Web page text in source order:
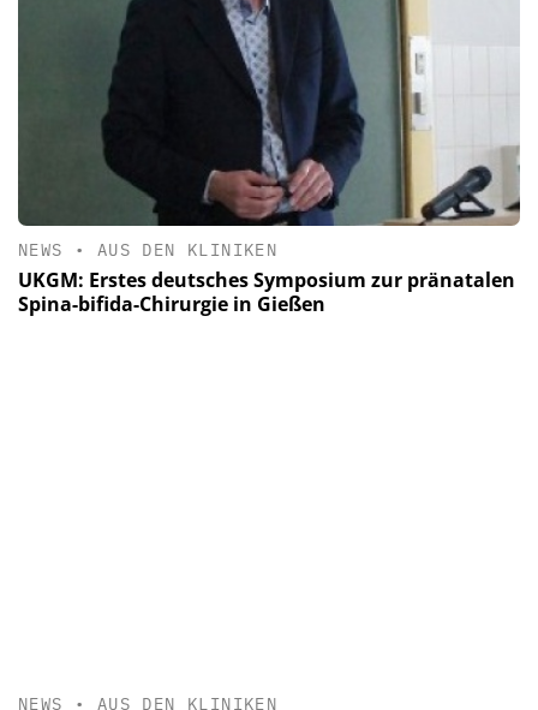
NEWS • AUS DEN KLINIKEN
UKGM: Erstes deutsches Symposium zur pränatalen
Spina-bifida-Chirurgie in Gießen
NEWS • AUS DEN KLINIKEN